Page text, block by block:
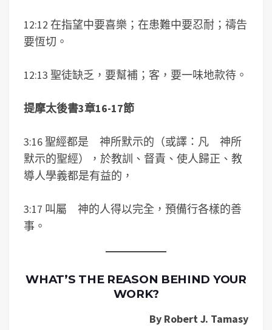
12:12 在指望中要喜樂；在患難中要忍耐；禱告
要恆切。
12:13 聖徒缺乏，要幫補；客，要一味地款待。
提摩太後書3章16-17節
3:16 聖經都是 神所默示的（或譯：凡 神所
默示的聖經），於教訓、督責、使人歸正、教
導人學義都是有益的，
3:17 叫屬 神的人得以完全，預備行各樣的善
事。
WHAT’S THE REASON BEHIND YOUR
WORK?
By Robert J. Tamasy